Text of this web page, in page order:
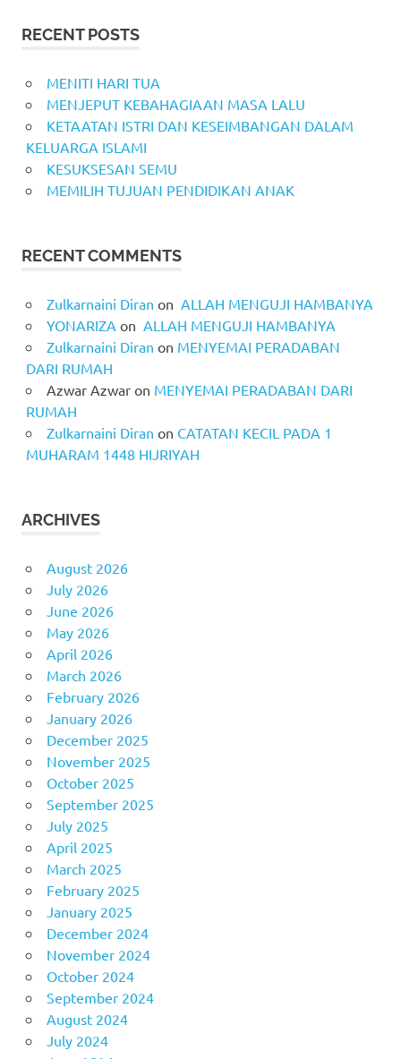
RECENT POSTS
MENITI HARI TUA
MENJEPUT KEBAHAGIAAN MASA LALU
KETAATAN ISTRI DAN KESEIMBANGAN DALAM
KELUARGA ISLAMI
KESUKSESAN SEMU
MEMILIH TUJUAN PENDIDIKAN ANAK
RECENT COMMENTS
Zulkarnaini Diran on ALLAH MENGUJI HAMBANYA
YONARIZA on ALLAH MENGUJI HAMBANYA
Zulkarnaini Diran on MENYEMAI PERADABAN
DARI RUMAH
Azwar Azwaron MENYEMAI PERADABAN DARI
RUMAH
Zulkarnaini Diran on CATATAN KECIL PADA 1
MUHARAM 1448 HIJRIYAH
ARCHIVES
August 2026
July 2026
June 2026
May 2026
April 2026
March 2026
February 2026
January 2026
December 2025
November 2025
October 2025
September 2025
July 2025
April 2025
March 2025
February 2025
January 2025
December 2024
November 2024
October 2024
September 2024
August 2024
July 2024